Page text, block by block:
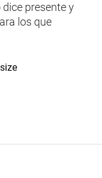
dice presente y
los que